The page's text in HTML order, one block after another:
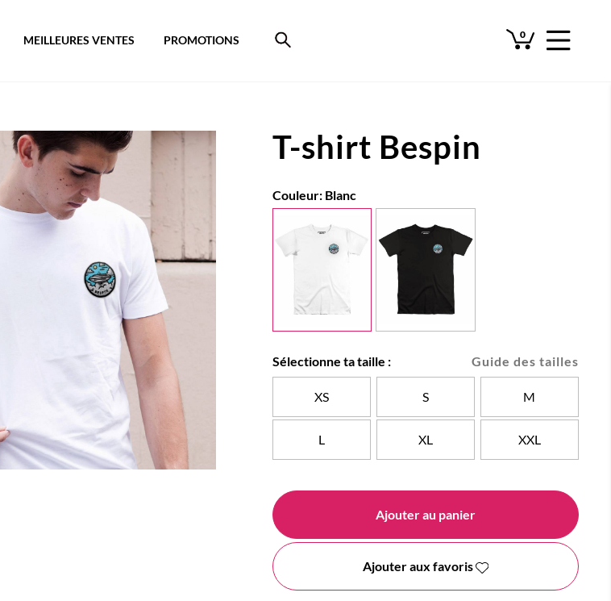
0
MEILLEURES VENTES PROMOTIONS
T-shirt Bespin
Couleur: Blanc
Guide des tailles
Sélectionne ta taille :
XS S M
L XL XXL
Ajouter au panier
Ajouter aux favoris